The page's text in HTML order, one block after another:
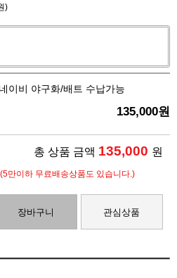
)
이비 야구화/배트 수납가능
135,000원
총 상품 금액 135,000 원
만이하 무료배송상품도 있습니다.)
장바구니 관심상품